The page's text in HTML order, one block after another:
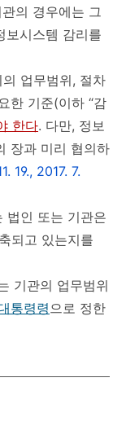
의 경우에는 그
보시스템 감리를
업무범위, 절차
한 기준(이하 “감
한다. 다만, 정보
장과 미리 협의하
19., 2017. 7.
인 또는 기관은
되고 있는지를
기관의 업무범위
통령령으로 정한